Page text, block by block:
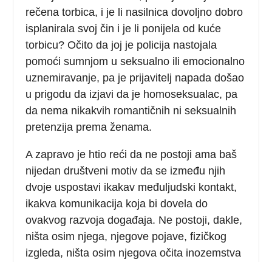
rečena torbica, i je li nasilnica dovoljno dobro
isplanirala svoj čin i je li ponijela od kuće
torbicu? Očito da joj je policija nastojala
pomoći sumnjom u seksualno ili emocionalno
uznemiravanje, pa je prijavitelj napada došao
u prigodu da izjavi da je homoseksualac, pa
da nema nikakvih romantičnih ni seksualnih
pretenzija prema ženama.
A zapravo je htio reći da ne postoji ama baš
nijedan društveni motiv da se između njih
dvoje uspostavi ikakav međuljudski kontakt,
ikakva komunikacija koja bi dovela do
ovakvog razvoja događaja. Ne postoji, dakle,
ništa osim njega, njegove pojave, fizičkog
izgleda, ništa osim njegova očita inozemstva